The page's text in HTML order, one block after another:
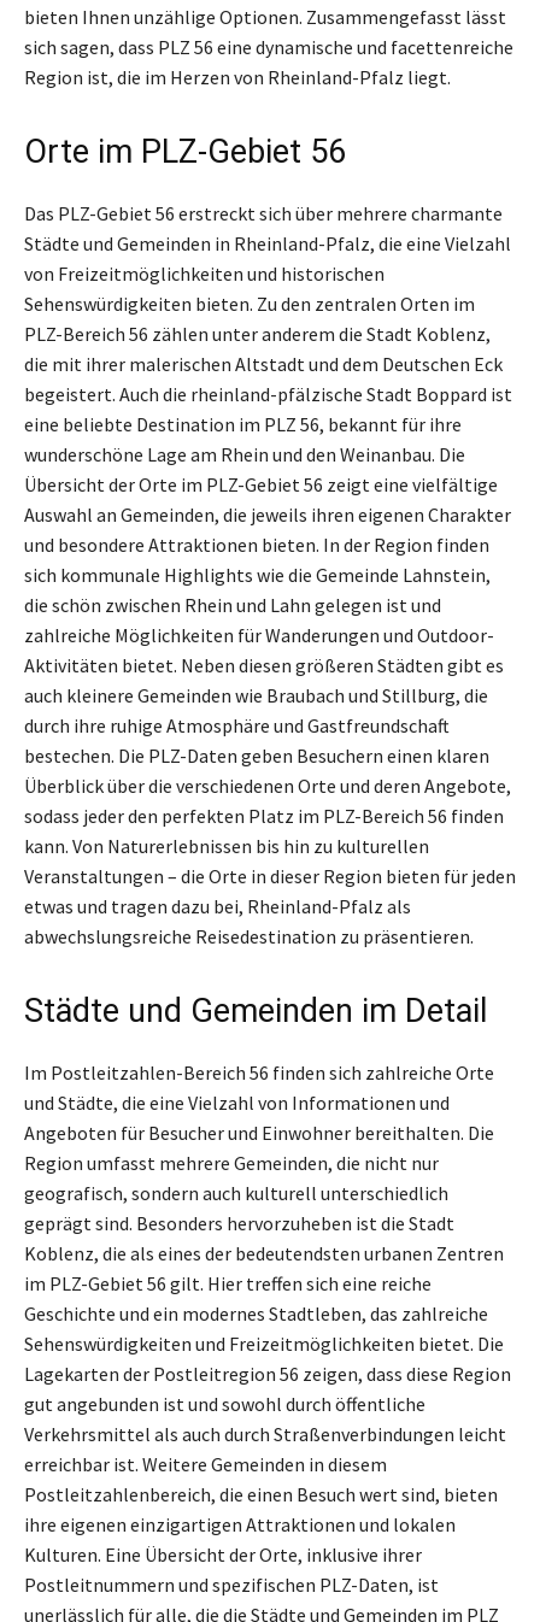
bieten Ihnen unzählige Optionen. Zusammengefasst lässt
sich sagen, dass PLZ 56 eine dynamische und facettenreiche
Region ist, die im Herzen von Rheinland-Pfalz liegt.
Orte im PLZ-Gebiet 56
Das PLZ-Gebiet 56 erstreckt sich über mehrere charmante
Städte und Gemeinden in Rheinland-Pfalz, die eine Vielzahl
von Freizeitmöglichkeiten und historischen
Sehenswürdigkeiten bieten. Zu den zentralen Orten im
PLZ-Bereich 56 zählen unter anderem die Stadt Koblenz,
die mit ihrer malerischen Altstadt und dem Deutschen Eck
begeistert. Auch die rheinland-pfälzische Stadt Boppard ist
eine beliebte Destination im PLZ 56, bekannt für ihre
wunderschöne Lage am Rhein und den Weinanbau. Die
Übersicht der Orte im PLZ-Gebiet 56 zeigt eine vielfältige
Auswahl an Gemeinden, die jeweils ihren eigenen Charakter
und besondere Attraktionen bieten. In der Region finden
sich kommunale Highlights wie die Gemeinde Lahnstein,
die schön zwischen Rhein und Lahn gelegen ist und
zahlreiche Möglichkeiten für Wanderungen und Outdoor-
Aktivitäten bietet. Neben diesen größeren Städten gibt es
auch kleinere Gemeinden wie Braubach und Stillburg, die
durch ihre ruhige Atmosphäre und Gastfreundschaft
bestechen. Die PLZ-Daten geben Besuchern einen klaren
Überblick über die verschiedenen Orte und deren Angebote,
sodass jeder den perfekten Platz im PLZ-Bereich 56 finden
kann. Von Naturerlebnissen bis hin zu kulturellen
Veranstaltungen – die Orte in dieser Region bieten für jeden
etwas und tragen dazu bei, Rheinland-Pfalz als
abwechslungsreiche Reisedestination zu präsentieren.
Städte und Gemeinden im Detail
Im Postleitzahlen-Bereich 56 finden sich zahlreiche Orte
und Städte, die eine Vielzahl von Informationen und
Angeboten für Besucher und Einwohner bereithalten. Die
Region umfasst mehrere Gemeinden, die nicht nur
geografisch, sondern auch kulturell unterschiedlich
geprägt sind. Besonders hervorzuheben ist die Stadt
Koblenz, die als eines der bedeutendsten urbanen Zentren
im PLZ-Gebiet 56 gilt. Hier treffen sich eine reiche
Geschichte und ein modernes Stadtleben, das zahlreiche
Sehenswürdigkeiten und Freizeitmöglichkeiten bietet. Die
Lagekarten der Postleitregion 56 zeigen, dass diese Region
gut angebunden ist und sowohl durch öffentliche
Verkehrsmittel als auch durch Straßenverbindungen leicht
erreichbar ist. Weitere Gemeinden in diesem
Postleitzahlenbereich, die einen Besuch wert sind, bieten
ihre eigenen einzigartigen Attraktionen und lokalen
Kulturen. Eine Übersicht der Orte, inklusive ihrer
Postleitnummern und spezifischen PLZ-Daten, ist
unerlässlich für alle, die die Städte und Gemeinden im PLZ